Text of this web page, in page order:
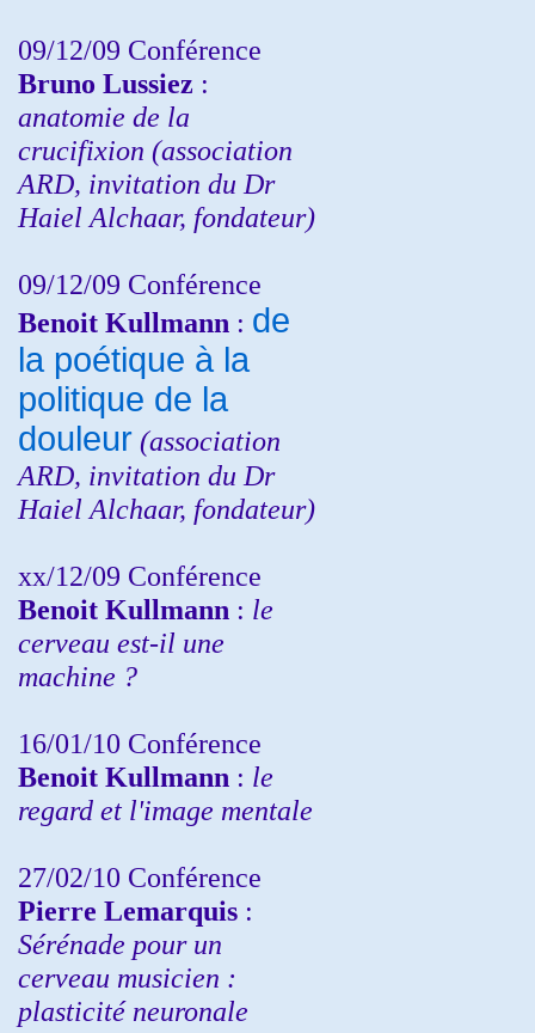
09/12/09 Conférence
Bruno Lussiez :
anatomie de la
crucifixion (association
ARD, invitation du Dr
Haiel Alchaar, fondateur)
09/12/09 Conférence
Benoit Kullmann : de
la poétique à la
politique de la
douleur (association
ARD, invitation du Dr
Haiel Alchaar, fondateur)
xx/12/09 Conférence
Benoit Kullmann : le
cerveau est-il une
machine ?
16/01/10 Conférence
Benoit Kullmann : le
regard et l'image mentale
27/02/10 Conférence
Pierre Lemarquis :
Sérénade pour un
cerveau musicien :
plasticité neuronale